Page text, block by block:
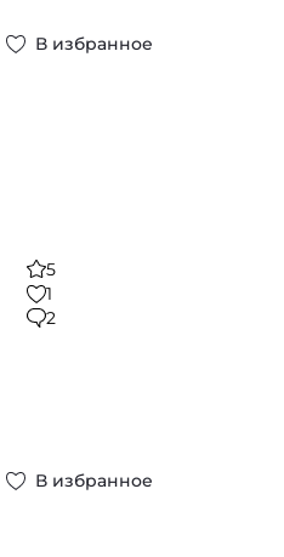
В избранное
5
1
2
В избранное